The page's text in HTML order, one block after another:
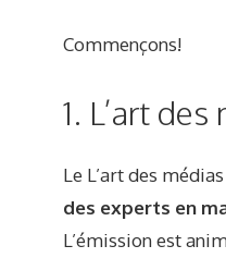
Commençons!
1. L’art
Le L’art des
des experts en
L’émission est